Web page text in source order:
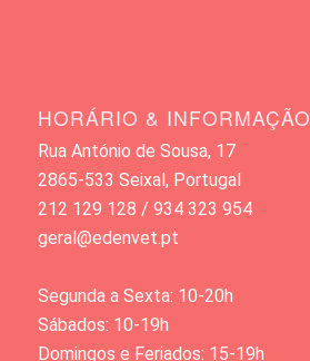
HORÁRIO & INFORMAÇÃO
Rua António de Sousa, 17
2865-533 Seixal, Portugal
212 129 128 / 934 323 954
geral@edenvet.pt
Segunda a Sexta: 10-20h
Sábados: 10-19h
Domingos e Feriados: 15-19h